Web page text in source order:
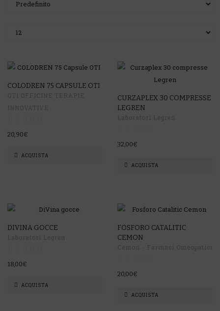
COLODREN 75 CAPSULE OTI
20,90€
ACQUISTA
CURZAPLEX 30 COMPRESSE
LEGREN
32,00€
ACQUISTA
DIVINA GOCCE
18,00€
ACQUISTA
FOSFORO CATALITIC
CEMON
20,00€
ACQUISTA